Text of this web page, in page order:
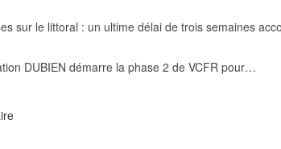
sur le littoral : un ultime délai de trois semaines
DUBIEN démarre la phase 2 de VCFR pour…